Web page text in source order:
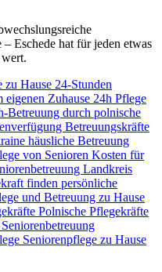
Eschede hat für jeden etwas
zu Hause 24-Stunden
eigenen Zuhause 24h Pflege
Betreuung durch polnische
Betreuungskräfte
häusliche Betreuung
von Senioren Kosten für
Landkreis
finden persönliche
und Betreuung zu Hause
Polnische Pflegekräfte
Seniorenbetreuung
Seniorenpflege zu Hause